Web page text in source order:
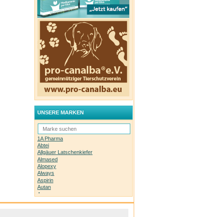
UNSERE MARKEN
1A Pharma
Abtei
Allgäuer Latschenkiefer
Almased
Alopexy
Always
Aspirin
Autan
Avene
Bachblüten-Orginal